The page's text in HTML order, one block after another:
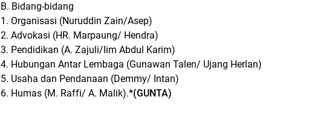
B. Bidang-bidang
1. Organisasi (Nuruddin Zain/Asep)
2. Advokasi (HR. Marpaung/ Hendra)
3. Pendidikan (A. Zajuli/Iim Abdul Karim)
4. Hubungan Antar Lembaga (Gunawan Talen/ Ujang Herlan)
5. Usaha dan Pendanaan (Demmy/ Intan)
6. Humas (M. Raffi/ A. Malik).*(GUNTA)